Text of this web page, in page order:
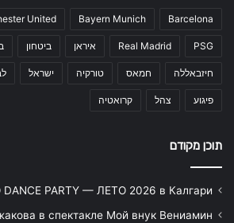
Barcelona
Bayern Munich
United
PSG
Real Madrid איראן ביטחון
חיזבאללה חמאס טורקיה ישראל
פיגוע צהל קרואטיה
תוכן מקודם
DANCE PARTY — ЛЕТО 2026 в Калгари
в спектакле Мой внук Вениамин